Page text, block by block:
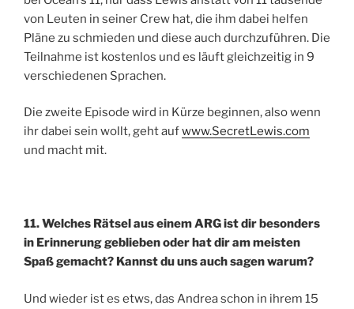
von Leuten in seiner Crew hat, die ihm dabei helfen
Pläne zu schmieden und diese auch durchzuführen. Die
Teilnahme ist kostenlos und es läuft gleichzeitig in 9
verschiedenen Sprachen.
Die zweite Episode wird in Kürze beginnen, also wenn
ihr dabei sein wollt, geht aufwww.SecretLewis.com
und macht mit.
11. Welches Rätsel aus einem ARG ist dir besonders
in Erinnerung geblieben oder hat dir am meisten
Spaß gemacht? Kannst du uns auch sagen warum?
Und wieder ist es etws, das Andrea schon in ihrem 15